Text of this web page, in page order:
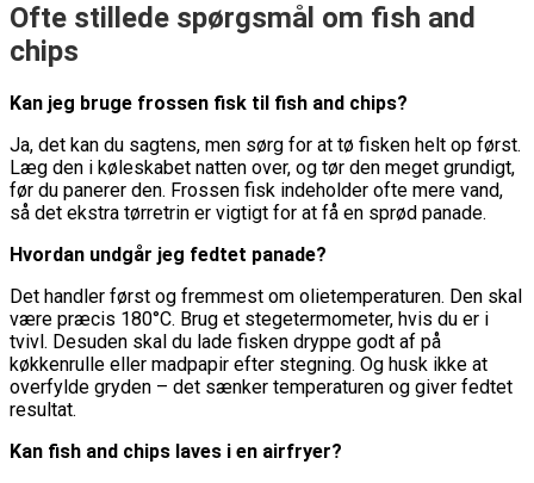
Ofte stillede spørgsmål om fish and
chips
Kan jeg bruge frossen fisk til fish and chips?
Ja, det kan du sagtens, men sørg for at tø fisken helt op først.
Læg den i køleskabet natten over, og tør den meget grundigt,
før du panerer den. Frossen fisk indeholder ofte mere vand,
så det ekstra tørretrin er vigtigt for at få en sprød panade.
Hvordan undgår jeg fedtet panade?
Det handler først og fremmest om olietemperaturen. Den skal
være præcis 180°C. Brug et stegetermometer, hvis du er i
tvivl. Desuden skal du lade fisken dryppe godt af på
køkkenrulle eller madpapir efter stegning. Og husk ikke at
overfylde gryden – det sænker temperaturen og giver fedtet
resultat.
Kan fish and chips laves i en airfryer?